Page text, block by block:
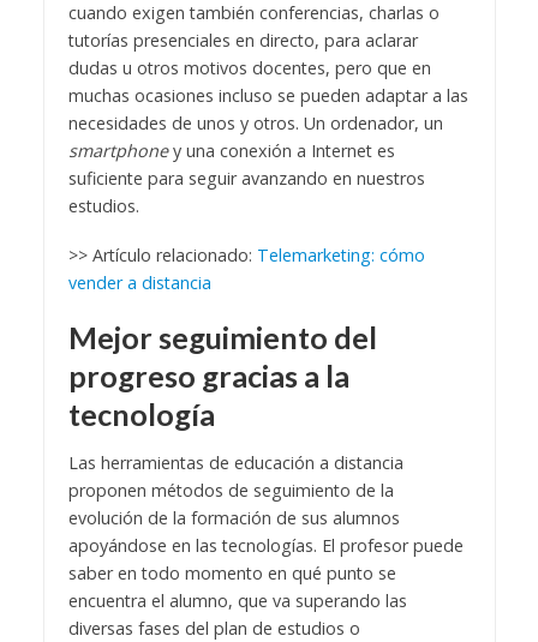
cuando exigen también conferencias, charlas o
tutorías presenciales en directo, para aclarar
dudas u otros motivos docentes, pero que en
muchas ocasiones incluso se pueden adaptar a las
necesidades de unos y otros. Un ordenador, un
smartphoney una conexión a Internet es
suficiente para seguir avanzando en nuestros
estudios.
>> Artículo relacionado: Telemarketing: cómo
vender a distancia
Mejor seguimiento del
progreso gracias a la
tecnología
Las herramientas de educación a distancia
proponen métodos de seguimiento de la
evolución de la formación de sus alumnos
apoyándose en las tecnologías. El profesor puede
saber en todo momento en qué punto se
encuentra el alumno, que va superando las
diversas fases del plan de estudios o